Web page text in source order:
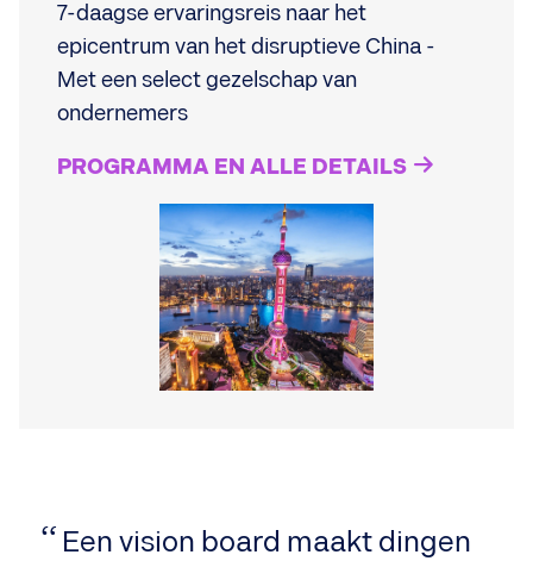
7-daagse ervaringsreis naar het
epicentrum van het disruptieve China -
Met een select gezelschap van
ondernemers
PROGRAMMA EN ALLE DETAILS
Een vision board maakt dingen